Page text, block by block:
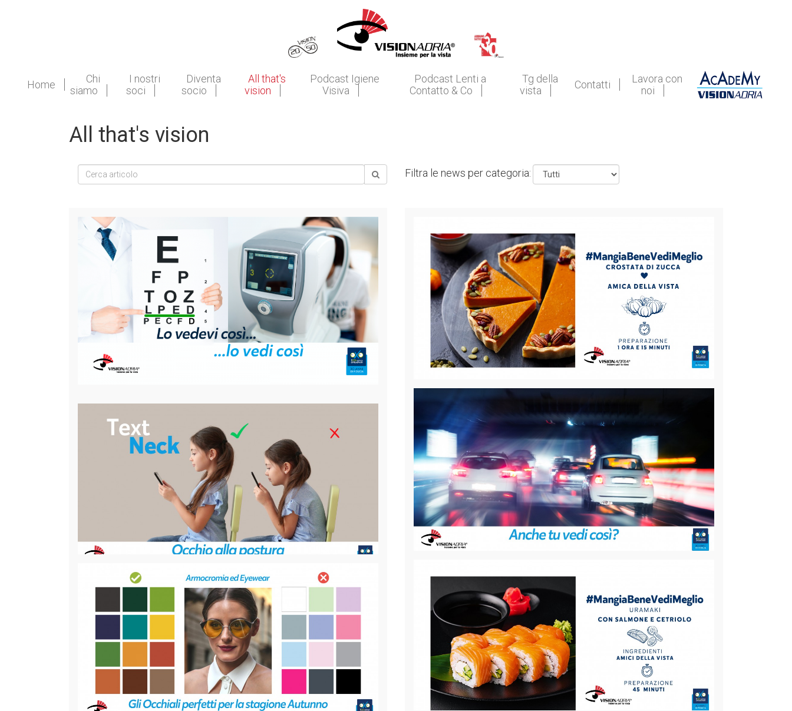
Home
Chi
siamo
I nostri
soci
Diventa
socio
All that's
vision
Podcast Igiene
Visiva
Podcast Lenti a
Contatto & Co
Tg della
vista
Contatti
Lavora con
noi
All that's vision
Filtra le news per categoria:
Lo vedevi così, lo vedi così: il controllo della
vista
30 anni fa la miopia colpiva un europeo su cinque, oggi più di uno su tre. Una
condizione che si diffonde, sempre più precocemente, fra chi per studio, lavoro e
tempo libero, trascorre ore e ore davanti agli schermi digitali.
24-10-2023
Crostata alla zucca
In ottobre, quando le foglie iniziano a cambiare colore e l'aria si fa più fresca, c'è
un dolce che incarna appieno l'atmosfera, i colori e i sapori autunnali: la Crostata
alla Crema di Zucca.
[Leggi...]
Pubblicato il
17-10-2023
Categoria:
Generale
Cosa sono le aberrazioni oculari?
Ti è mai capitato, durante la guida notturna, di essere “abbagliato” dai fari delle
macchine o dai lampioni? Questo fenomeno, fa parte delle cosiddette
“Aberrazioni oculari” minori.
Pubblicato il10-10-2023
Categoria:Generale
Visione e postura: amici per la vi(s)ta
Probabilmente ti sorprenderai nello scoprire che tra i movimenti dei tuoi occhi e la
tua postura c’è una stretta correlazione, ma di cosa si tratta?
[Leggi...]